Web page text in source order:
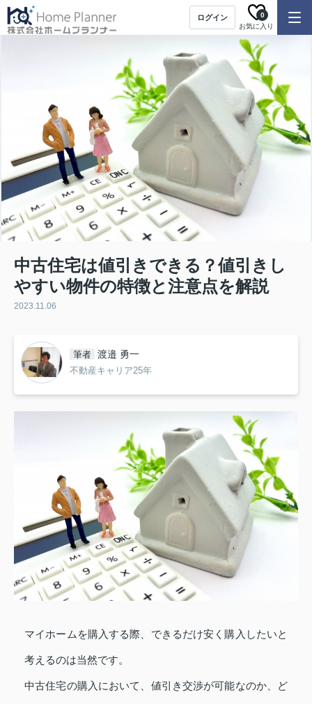
ログイン
お気に入り
0
中古住宅は値引きできる？値引きし
やすい物件の特徴と注意点を解説
2023.11.06
筆者 渡邉 勇一
不動産キャリア25年
マイホームを購入する際、できるだけ安く購入したいと
考えるのは当然です。
中古住宅の購入において、値引き交渉が可能なのか、ど